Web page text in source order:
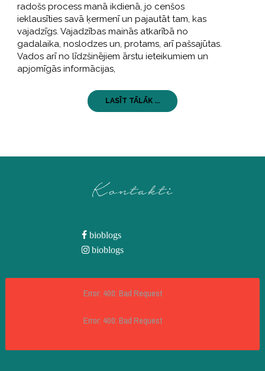
radošs process manā ikdienā, jo cenšos
ieklausīties savā ķermenī un pajautāt tam, kas
vajadzīgs. Vajadzības mainās atkarībā no
gadalaika, noslodzes un, protams, arī pašsajūtas.
Vados arī no līdzšinējiem ārstu ieteikumiem un
apjomīgās informācijas,
LASĪT TĀLĀK ...
Kontakti
bioblogs
bioblogs
Error: 400: Bad Request
Error: 400: Bad Request